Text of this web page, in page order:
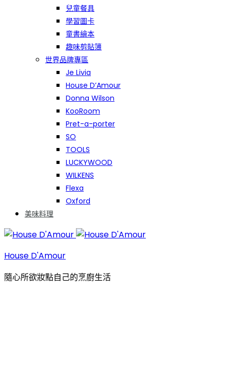
兒童餐具
學習圖卡
童書繪本
趣味剪貼簿
世界品牌專區
Je Livia
House D’Amour
Donna Wilson
KooRoom
Pret-a-porter
SO
TOOLS
LUCKYWOOD
WILKENS
Flexa
Oxford
美味料理
House D'Amour
隨心所欲妝點自己的烹廚生活